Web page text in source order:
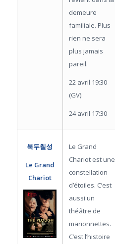
demeure
familiale. Plus
rien ne sera
plus jamais
pareil.
22 avril 19:30
(GV)
24 avril 17:30
북두칠성
Le Grand
Chariot
Le Grand
Chariot est une
constellation
d’étoiles. C’est
aussi un
théâtre de
marionnettes.
C’est l’histoire